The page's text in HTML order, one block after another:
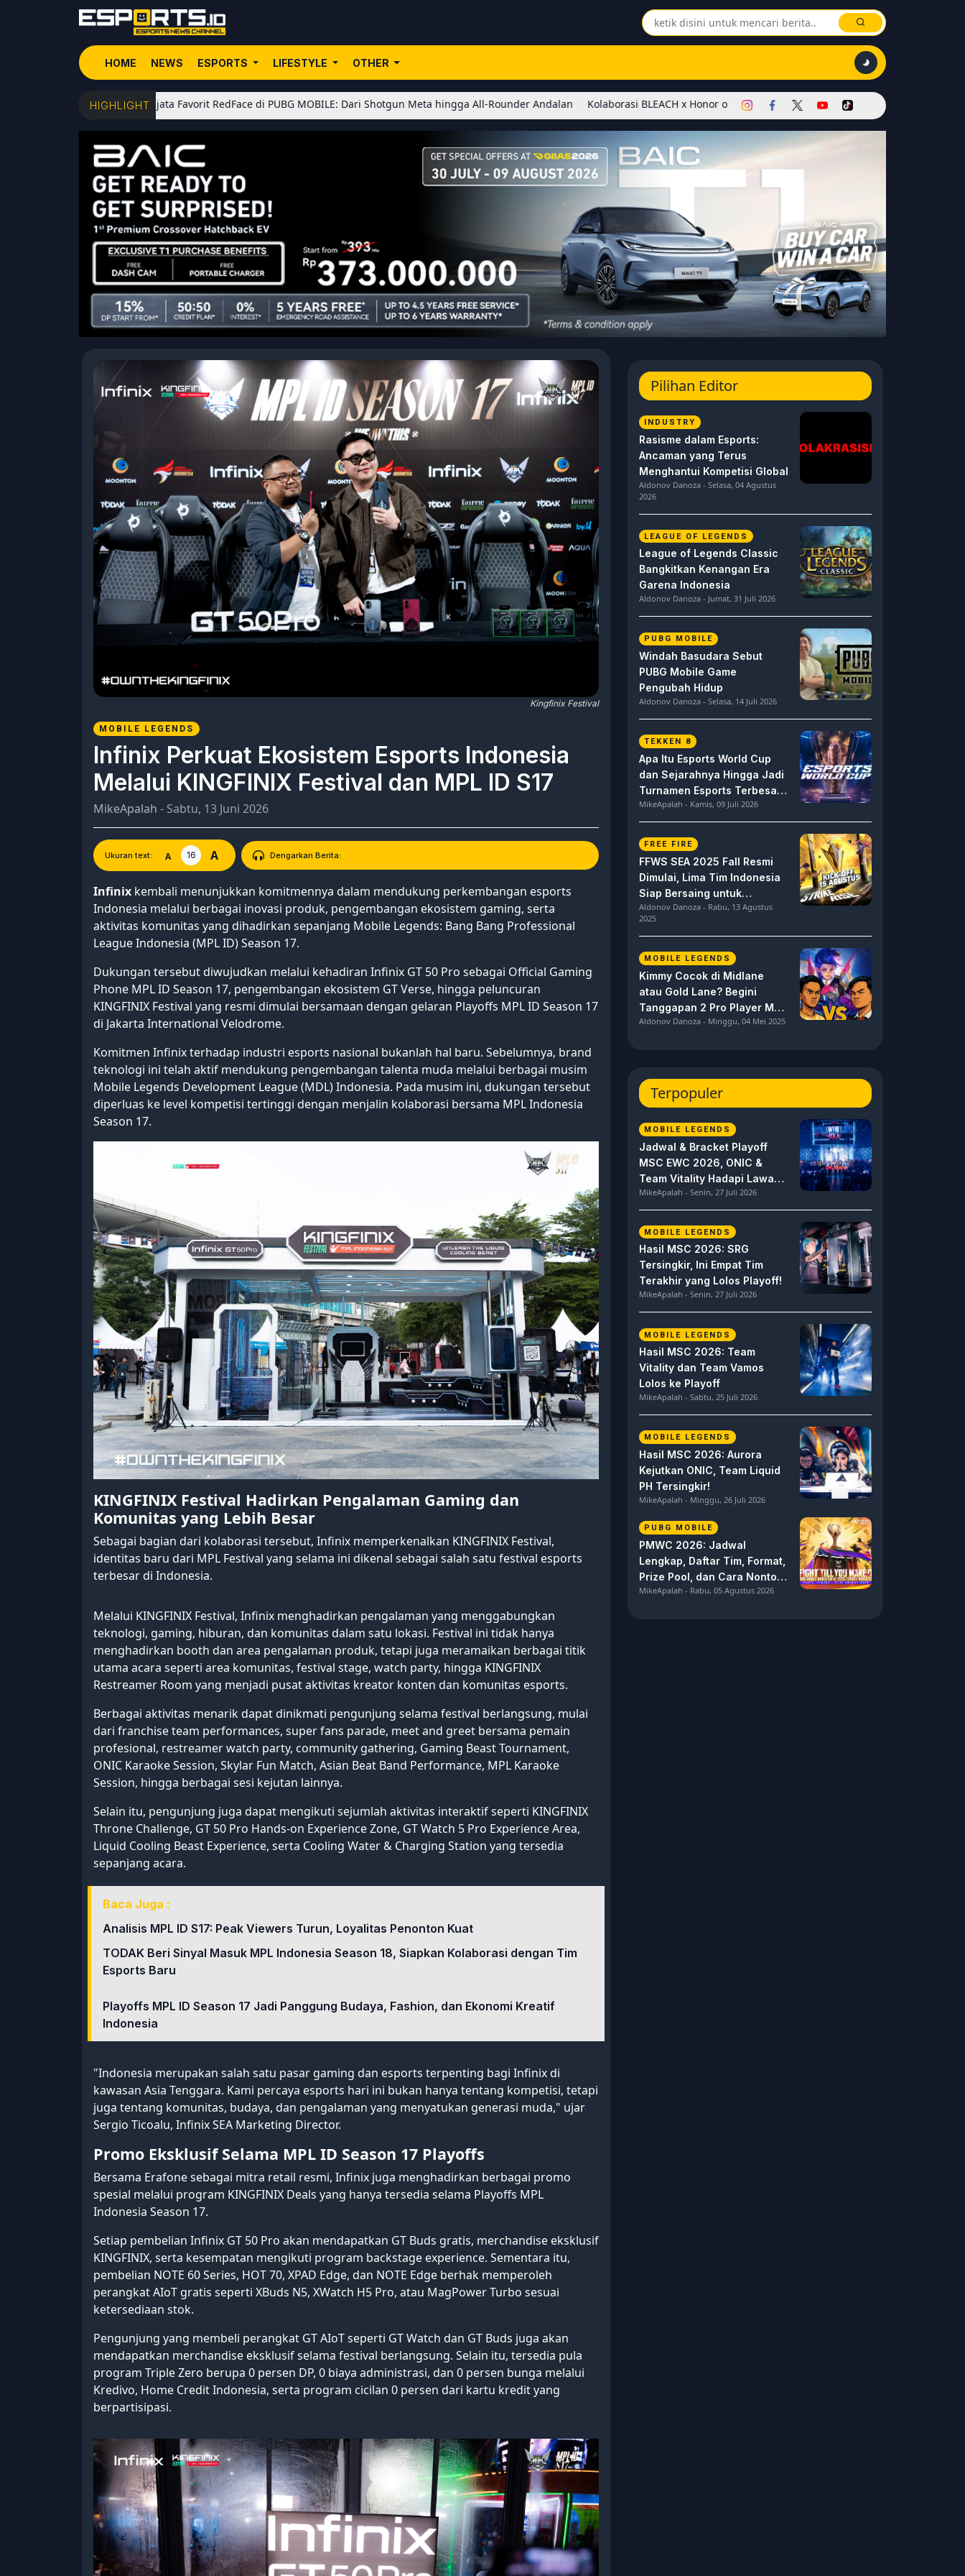
HOME NEWS ESPORTS LIFESTYLE OTHER
HIGHLIGHT
5 Senjata Favorit RedFace di PUBG MOBILE: Dari Shotgun Meta hingga All-Rounder Andalan Kolaborasi BLEACH x Honor of Kings Dimulai! Hadirkan Skin Soul Reaper, Mode Khusus, dan
Kingfinix Festival
MOBILE LEGENDS
Infinix Perkuat Ekosistem Esports Indonesia
Melalui KINGFINIX Festival dan MPL ID S17
MikeApalah - Sabtu, 13 Juni 2026
Ukuran text: A 16 A Dengarkan Berita:
Infinix kembali menunjukkan komitmennya dalam mendukung perkembangan esports
Indonesia melalui berbagai inovasi produk, pengembangan ekosistem gaming, serta
aktivitas komunitas yang dihadirkan sepanjang Mobile Legends: Bang Bang Professional
League Indonesia (MPL ID) Season 17.
Dukungan tersebut diwujudkan melalui kehadiran Infinix GT 50 Pro sebagai Official Gaming
Phone MPL ID Season 17, pengembangan ekosistem GT Verse, hingga peluncuran
KINGFINIX Festival yang resmi dimulai bersamaan dengan gelaran Playoffs MPL ID Season 17
di Jakarta International Velodrome.
Komitmen Infinix terhadap industri esports nasional bukanlah hal baru. Sebelumnya, brand
teknologi ini telah aktif mendukung pengembangan talenta muda melalui berbagai musim
Mobile Legends Development League (MDL) Indonesia. Pada musim ini, dukungan tersebut
diperluas ke level kompetisi tertinggi dengan menjalin kolaborasi bersama MPL Indonesia
Season 17.
KINGFINIX Festival Hadirkan Pengalaman Gaming dan
Komunitas yang Lebih Besar
Sebagai bagian dari kolaborasi tersebut, Infinix memperkenalkan KINGFINIX Festival,
identitas baru dari MPL Festival yang selama ini dikenal sebagai salah satu festival esports
terbesar di Indonesia.
Melalui KINGFINIX Festival, Infinix menghadirkan pengalaman yang menggabungkan
teknologi, gaming, hiburan, dan komunitas dalam satu lokasi. Festival ini tidak hanya
menghadirkan booth dan area pengalaman produk, tetapi juga meramaikan berbagai titik
utama acara seperti area komunitas, festival stage, watch party, hingga KINGFINIX
Restreamer Room yang menjadi pusat aktivitas kreator konten dan komunitas esports.
Berbagai aktivitas menarik dapat dinikmati pengunjung selama festival berlangsung, mulai
dari franchise team performances, super fans parade, meet and greet bersama pemain
profesional, restreamer watch party, community gathering, Gaming Beast Tournament,
ONIC Karaoke Session, Skylar Fun Match, Asian Beat Band Performance, MPL Karaoke
Session, hingga berbagai sesi kejutan lainnya.
Selain itu, pengunjung juga dapat mengikuti sejumlah aktivitas interaktif seperti KINGFINIX
Throne Challenge, GT 50 Pro Hands-on Experience Zone, GT Watch 5 Pro Experience Area,
Liquid Cooling Beast Experience, serta Cooling Water & Charging Station yang tersedia
sepanjang acara.
Baca Juga :
Analisis MPL ID S17: Peak Viewers Turun, Loyalitas Penonton Kuat
TODAK Beri Sinyal Masuk MPL Indonesia Season 18, Siapkan Kolaborasi dengan Tim
Esports Baru
Playoffs MPL ID Season 17 Jadi Panggung Budaya, Fashion, dan Ekonomi Kreatif
Indonesia
"Indonesia merupakan salah satu pasar gaming dan esports terpenting bagi Infinix di
kawasan Asia Tenggara. Kami percaya esports hari ini bukan hanya tentang kompetisi, tetapi
juga tentang komunitas, budaya, dan pengalaman yang menyatukan generasi muda," ujar
Sergio Ticoalu, Infinix SEA Marketing Director.
Promo Eksklusif Selama MPL ID Season 17 Playoffs
Bersama Erafone sebagai mitra retail resmi, Infinix juga menghadirkan berbagai promo
spesial melalui program KINGFINIX Deals yang hanya tersedia selama Playoffs MPL
Indonesia Season 17.
Setiap pembelian Infinix GT 50 Pro akan mendapatkan GT Buds gratis, merchandise eksklusif
KINGFINIX, serta kesempatan mengikuti program backstage experience. Sementara itu,
pembelian NOTE 60 Series, HOT 70, XPAD Edge, dan NOTE Edge berhak memperoleh
perangkat AIoT gratis seperti XBuds N5, XWatch H5 Pro, atau MagPower Turbo sesuai
ketersediaan stok.
Pengunjung yang membeli perangkat GT AIoT seperti GT Watch dan GT Buds juga akan
mendapatkan merchandise eksklusif selama festival berlangsung. Selain itu, tersedia pula
program Triple Zero berupa 0 persen DP, 0 biaya administrasi, dan 0 persen bunga melalui
Kredivo, Home Credit Indonesia, serta program cicilan 0 persen dari kartu kredit yang
berpartisipasi.
Pilihan Editor
INDUSTRY
Rasisme dalam Esports:
Ancaman yang Terus
Menghantui Kompetisi Global
Aldonov Danoza - Selasa, 04 Agustus
2026
LEAGUE OF LEGENDS
League of Legends Classic
Bangkitkan Kenangan Era
Garena Indonesia
Aldonov Danoza - Jumat, 31 Juli 2026
PUBG MOBILE
Windah Basudara Sebut
PUBG Mobile Game
Pengubah Hidup
Aldonov Danoza - Selasa, 14 Juli 2026
TEKKEN 8
Apa Itu Esports World Cup
dan Sejarahnya Hingga Jadi
Turnamen Esports Terbesar
di Dunia
MikeApalah - Kamis, 09 Juli 2026
FREE FIRE
FFWS SEA 2025 Fall Resmi
Dimulai, Lima Tim Indonesia
Siap Bersaing untuk
Dominasi
Aldonov Danoza - Rabu, 13 Agustus
2025
MOBILE LEGENDS
Kimmy Cocok di Midlane
atau Gold Lane? Begini
Tanggapan 2 Pro Player MPL
ID S15 ini
Aldonov Danoza - Minggu, 04 Mei 2025
Terpopuler
MOBILE LEGENDS
Jadwal & Bracket Playoff
MSC EWC 2026, ONIC &
Team Vitality Hadapi Lawan
Berat
MikeApalah - Senin, 27 Juli 2026
MOBILE LEGENDS
Hasil MSC 2026: SRG
Tersingkir, Ini Empat Tim
Terakhir yang Lolos Playoff!
MikeApalah - Senin, 27 Juli 2026
MOBILE LEGENDS
Hasil MSC 2026: Team
Vitality dan Team Vamos
Lolos ke Playoff
MikeApalah - Sabtu, 25 Juli 2026
MOBILE LEGENDS
Hasil MSC 2026: Aurora
Kejutkan ONIC, Team Liquid
PH Tersingkir!
MikeApalah - Minggu, 26 Juli 2026
PUBG MOBILE
PMWC 2026: Jadwal
Lengkap, Daftar Tim, Format,
Prize Pool, dan Cara Nonton
PUBG MOBILE World Cup
MikeApalah - Rabu, 05 Agustus 2026